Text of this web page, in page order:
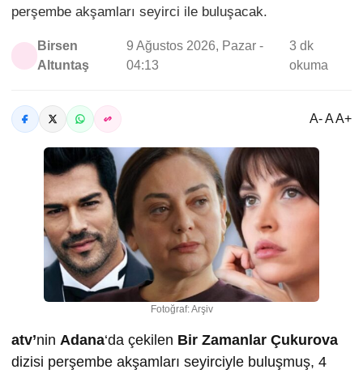
perşembe akşamları seyirci ile buluşacak.
Birsen
Altuntaş
9 Ağustos 2026, Pazar -
04:13
3 dk
okuma
A- A A+
Fotoğraf: Arşiv
atv’nin Adana‘da çekilen Bir Zamanlar Çukurova
dizisi perşembe akşamları seyirciyle buluşmuş, 4